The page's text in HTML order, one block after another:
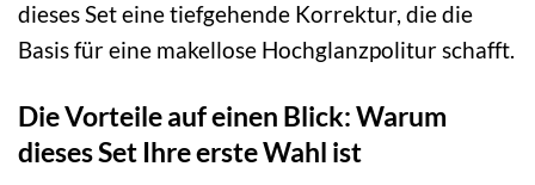
dieses Set eine tiefgehende Korrektur, die die
Basis für eine makellose Hochglanzpolitur schafft.
Die Vorteile auf einen Blick: Warum
dieses Set Ihre erste Wahl ist